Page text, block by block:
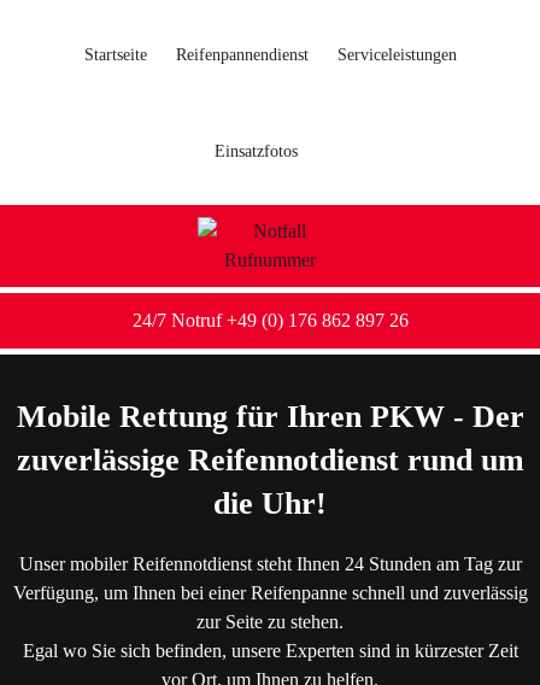
Startseite Reifenpannendienst Serviceleistungen
Einsatzfotos
24/7 Notruf +49 (0) 176 862 897 26
Mobile Rettung für Ihren PKW - Der
zuverlässige Reifennotdienst rund um
die Uhr!
Unser mobiler Reifennotdienst steht Ihnen 24 Stunden am Tag zur
Verfügung, um Ihnen bei einer Reifenpanne schnell und zuverlässig
zur Seite zu stehen.
Egal wo Sie sich befinden, unsere Experten sind in kürzester Zeit
vor Ort, um Ihnen zu helfen.